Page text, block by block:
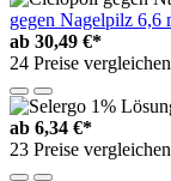
gegen Nagelpilz
ab 30,49 €*
24 Preise vergleichen
ab 6,34 €*
23 Preise vergleichen